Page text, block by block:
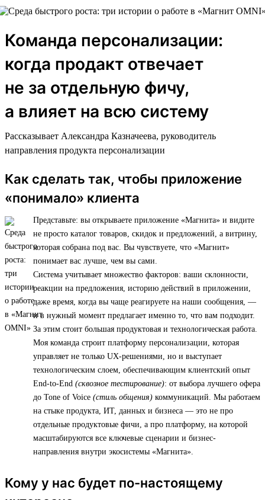
Команда персонализации:
когда продакт отвечает
не за отдельную фичу,
а влияет на всю систему
Рассказывает Александра Казначеева, руководитель
направления продукта персонализации
Как сделать так, чтобы приложение
«понимало» клиента
Представьте: вы открываете приложение «Магнита» и видите
не просто каталог товаров, скидок и предложений, а витрину,
которая собрана под вас. Вы чувствуете, что «Магнит»
понимает вас лучше, чем вы сами.
Система учитывает множество факторов: ваши склонности,
реакции на предложения, историю действий в приложении,
даже время, когда вы чаще реагируете на наши сообщения, —
и в нужный момент предлагает именно то, что вам подходит.
За этим стоит большая продуктовая и технологическая работа.
Моя команда строит платформу персонализации, которая
управляет не только UX-решениями, но и выступает
технологическим слоем, обеспечивающим клиентский опыт
End-to-End (сквозное тестирование): от выбора лучшего офера
до Tone of Voice (стиль общения) коммуникаций. Мы работаем
на стыке продукта, ИТ, данных и бизнеса — это не про
отдельные продуктовые фичи, а про платформу, на которой
масштабируются все ключевые сценарии и бизнес-
направления внутри экосистемы «Магнита».
Кому у нас будет по-настоящему